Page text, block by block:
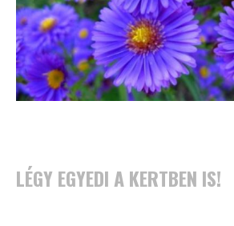
LÉGY EGYEDI A KERTBEN IS!